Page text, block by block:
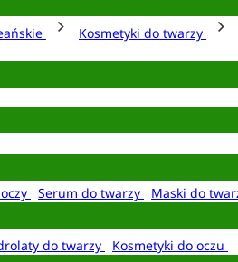
Kosmetyki do twarzy
Serum do twarzy Maski do
do twarzy Kosmetyki do oczu